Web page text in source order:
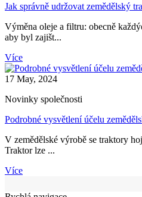
Jak správně udržovat zemědělský
Výměna oleje a filtru: obecně
aby byl zajišt...
Více
17 May, 2024
Novinky společnosti
Podrobné vysvětlení účelu
V zemědělské výrobě se traktory
Traktor lze ...
Více